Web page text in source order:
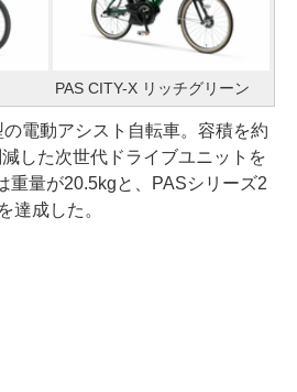
PAS CITY-X リッチグリーン
電動アシスト自転車。容積を約
した次世代ドライブユニットを
重量が20.5kgと、PASシリーズ2
達成した。